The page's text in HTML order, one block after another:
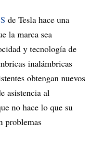
de Tesla hace una
la marca sea
y tecnología de
inalámbricas
obtengan nuevos
asistencia al
no hace lo que su
problemas